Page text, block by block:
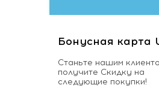
Бонусная карта
Станьте нашим
получите Скидку на
следующие покупки!